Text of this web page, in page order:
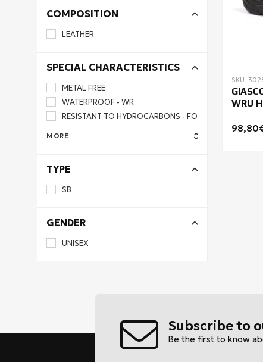
COMPOSITION
LEATHER
SPECIAL CHARACTERISTICS
METAL FREE
WATERPROOF - WR
RESISTANT TO HYDROCARBONS - FO
MORE
TYPE
SB
GENDER
UNISEX
SKU:
WRU
Subscribe to
Be the first to know